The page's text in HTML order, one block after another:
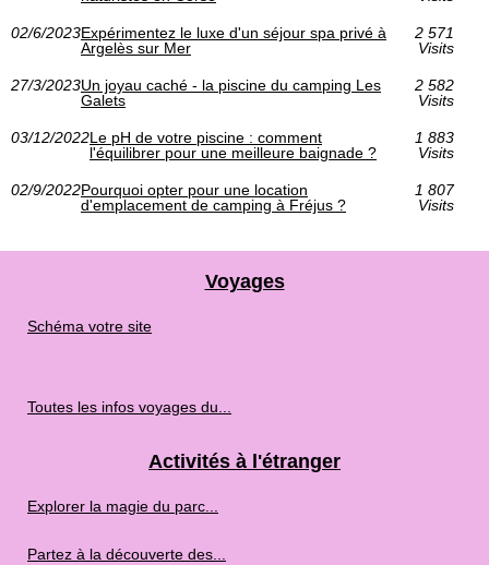
02/6/2023Expérimentez le luxe d'un séjour spa privé à
Argelès sur Mer
2 571
Visits
27/3/2023Un joyau caché - la piscine du camping Les
Galets
2 582
Visits
03/12/2022Le pH de votre piscine : comment
l'équilibrer pour une meilleure baignade ?
1 883
Visits
02/9/2022Pourquoi opter pour une location
d'emplacement de camping à Fréjus ?
1 807
Visits
Voyages
Schéma votre site
Toutes les infos voyages du...
Activités à l'étranger
Explorer la magie du parc...
Partez à la découverte des...